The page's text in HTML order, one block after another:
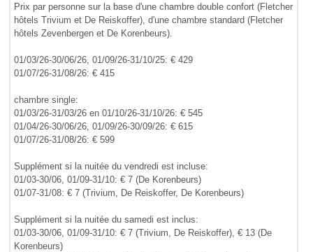
Prix par personne sur la base d'une chambre double confort (Fletcher
hôtels Trivium et De Reiskoffer), d'une chambre standard (Fletcher
hôtels Zevenbergen et De Korenbeurs).
01/03/26-30/06/26, 01/09/26-31/10/25: € 429
01/07/26-31/08/26: € 415
chambre single:
01/03/26-31/03/26 en 01/10/26-31/10/26: € 545
01/04/26-30/06/26, 01/09/26-30/09/26: € 615
01/07/26-31/08/26: € 599
Supplément si la nuitée du vendredi est incluse:
01/03-30/06, 01/09-31/10: € 7 (De Korenbeurs)
01/07-31/08: € 7 (Trivium, De Reiskoffer, De Korenbeurs)
Supplément si la nuitée du samedi est inclus:
01/03-30/06, 01/09-31/10: € 7 (Trivium, De Reiskoffer), € 13 (De
Korenbeurs)